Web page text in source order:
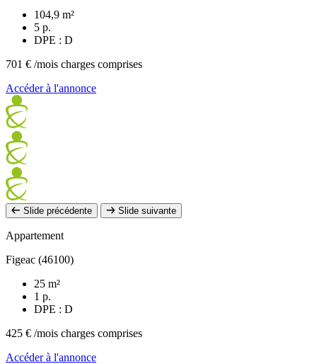
104,9 m²
5 p.
DPE : D
701 € /mois charges comprises
Accéder à l'annonce
Slide précédente Slide suivante
Appartement
Figeac (46100)
25 m²
1 p.
DPE : D
425 € /mois charges comprises
Accéder à l'annonce